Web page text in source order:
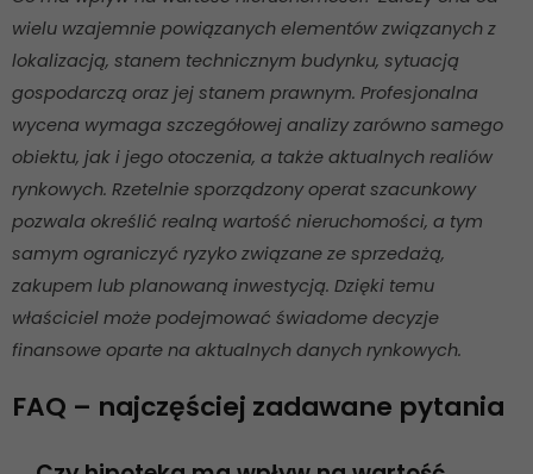
wielu wzajemnie powiązanych elementów związanych z
lokalizacją, stanem technicznym budynku, sytuacją
gospodarczą oraz jej stanem prawnym. Profesjonalna
wycena wymaga szczegółowej analizy zarówno samego
obiektu, jak i jego otoczenia, a także aktualnych realiów
rynkowych. Rzetelnie sporządzony operat szacunkowy
pozwala określić realną wartość nieruchomości, a tym
samym ograniczyć ryzyko związane ze sprzedażą,
zakupem lub planowaną inwestycją. Dzięki temu
właściciel może podejmować świadome decyzje
finansowe oparte na aktualnych danych rynkowych.
FAQ – najczęściej zadawane pytania
internetowej,
na podstawie
tego, jak
strona jest
używana.
Doświadczenie
Aby nasza
strona
internetowa
działała jak
najlepiej
twojego
przejścia na nią.